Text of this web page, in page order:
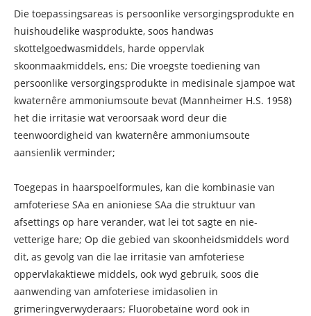
Die toepassingsareas is persoonlike versorgingsprodukte en
huishoudelike wasprodukte, soos handwas
skottelgoedwasmiddels, harde oppervlak
skoonmaakmiddels, ens; Die vroegste toediening van
persoonlike versorgingsprodukte in medisinale sjampoe wat
kwaternêre ammoniumsoute bevat (Mannheimer H.S. 1958)
het die irritasie wat veroorsaak word deur die
teenwoordigheid van kwaternêre ammoniumsoute
aansienlik verminder;
Toegepas in haarspoelformules, kan die kombinasie van
amfoteriese SAa en anioniese SAa die struktuur van
afsettings op hare verander, wat lei tot sagte en nie-
vetterige hare; Op die gebied van skoonheidsmiddels word
dit, as gevolg van die lae irritasie van amfoteriese
oppervlakaktiewe middels, ook wyd gebruik, soos die
aanwending van amfoteriese imidasolien in
grimeringverwyderaars; Fluorobetaïne word ook in